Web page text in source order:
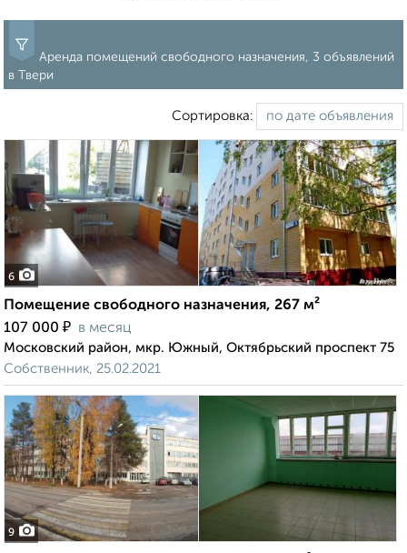
Аренда помещений свободного назначения, 3 объявлений
в Твери
Сортировка:
6
Помещение свободного назначения, 267 м²
107 000 ₽ в месяц
Московский район, мкр. Южный, Октябрьский проспект 75
Собственник, 25.02.2021
9